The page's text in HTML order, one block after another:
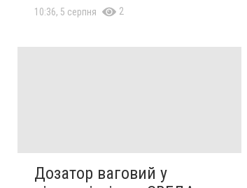
10:36, 5 серпня 2
Дозатор ваговий у